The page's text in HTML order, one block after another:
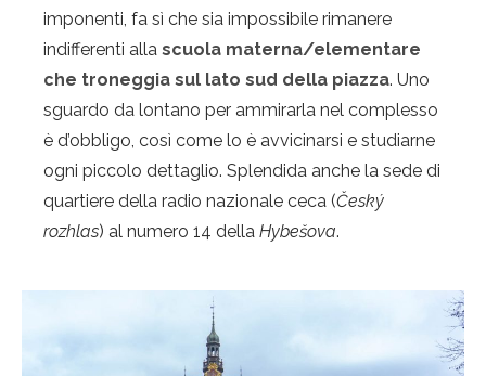
imponenti, fa sì che sia impossibile rimanere
indifferenti alla scuola materna/elementare
che troneggia sul lato sud della piazza. Uno
sguardo da lontano per ammirarla nel complesso
è d’obbligo, così come lo è avvicinarsi e studiarne
ogni piccolo dettaglio. Splendida anche la sede di
quartiere della radio nazionale ceca (Český
rozhlas) al numero 14 della Hybešova.